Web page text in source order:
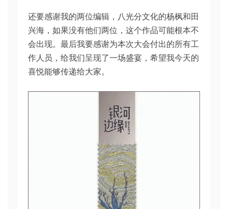
还要感谢我的两位编辑，八光分文化的杨枫和田
兴海，如果没有他们两位，这个作品可能根本不
会出现。最后我要感谢为本次大会付出的所有工
作人员，给我们呈现了一场盛宴，希望我今天的
喜悦能够传递给大家。